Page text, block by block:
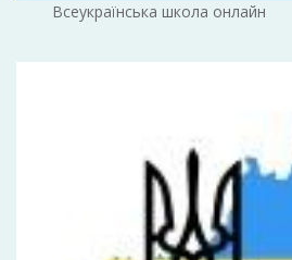
Всеукраїнська школа онлайн